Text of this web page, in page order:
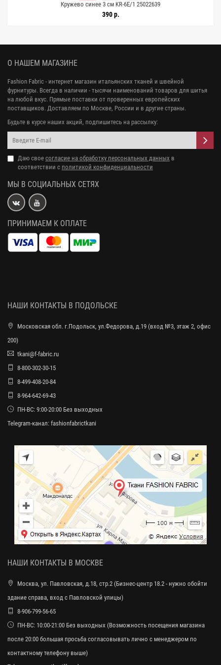
Кружево синее 3 см KR-6E/1 25022639
390 р.
О НАШЕМ МАГАЗИНЕ
Fashion Fabric - интернет магазин итальянских тканей и швейной
фурнитуры. Всегда в наличии - тысячи наименований товаров для шитья
на любой вкус. Прямые поставки от проверенных европейских
поставщиков. Доставляем по Москве, России и в другие страны.
Будьте в курсе наших акций, подпишитесь на рассылку:
Даю свое согласие на обработку персональных данных в
соответствии с политикой конфиденциальности
МЫ В СОЦИАЛЬНЫХ СЕТЯХ
ПРИНИМАЕМ К ОПЛАТЕ
НАШИ КОНТАКТЫ В ПОДОЛЬСКЕ
Московская обл. г.Подольск, ул.Федорова, д.19 (вход №3, этаж 2, офис
200)
tkani@f-fabric.ru
8-800-302-30-15
8-499-408-20-84
8-964-642-69-43
ПН-ВС: 9:00-20:00 Без выходных
Telegram-канал: fashionfabrictkani
НАШИ КОНТАКТЫ В МОСКВЕ
Москва, ул. Павловская, д.18, стр.2 (Бизнес-центр 18.2 - нужно обойти
здание справа, вход с Павловской улицы)
8-906-799-56-65
ПН-ВС: 10:00-21:00 Без выходных (Возможность посещения магазина
после 20:00 большая просьба согласовывать лично с менеджером по
контактному телефону выше)